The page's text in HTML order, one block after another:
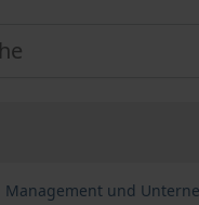
Management und